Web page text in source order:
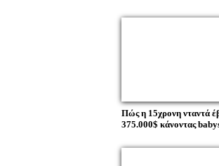
Πώς η 15χρονη νταντά
375.000$ κάνοντας